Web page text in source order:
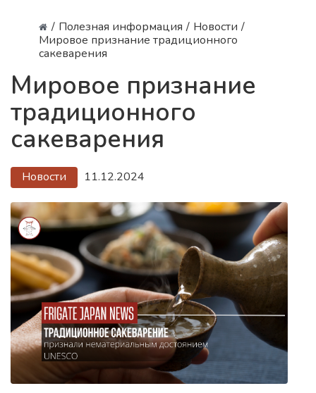
/ Полезная информация / Новости /
Мировое признание традиционного
сакеварения
Мировое признание
традиционного
сакеварения
Новости 11.12.2024